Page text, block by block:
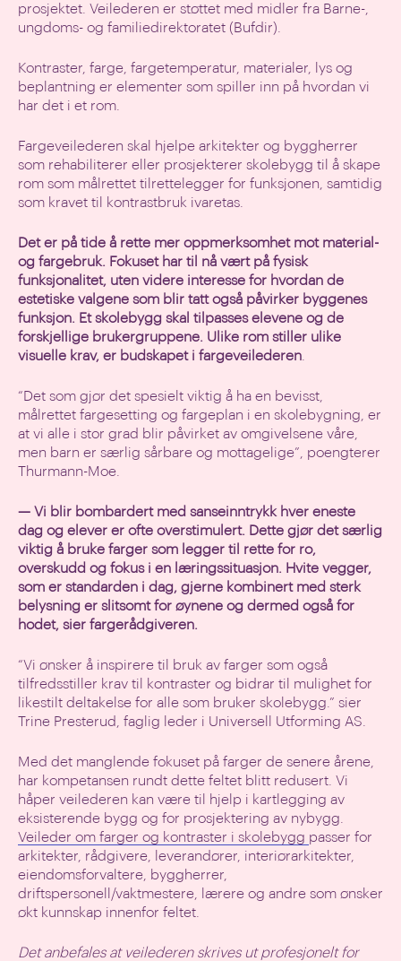
prosjektet. Veilederen er støttet med midler fra Barne-,
ungdoms- og familiedirektoratet (Bufdir).
Kontraster, farge, fargetemperatur, materialer, lys og
beplantning er elementer som spiller inn på hvordan vi
har det i et rom.
Fargeveilederen skal hjelpe arkitekter og byggherrer
som rehabiliterer eller prosjekterer skolebygg til å skape
rom som målrettet tilrettelegger for funksjonen, samtidig
som kravet til kontrastbruk ivaretas.
Det er på tide å rette mer oppmerksomhet mot material-
og fargebruk. Fokuset har til nå vært på fysisk
funksjonalitet, uten videre interesse for hvordan de
estetiske valgene som blir tatt også påvirker byggenes
funksjon. Et skolebygg skal tilpasses elevene og de
forskjellige brukergruppene. Ulike rom stiller ulike
visuelle krav, er budskapet i fargeveilederen
“Det som gjør det spesielt viktig å ha en bevisst,
målrettet fargesetting og fargeplan i en skolebygning, er
at vi alle i stor grad blir påvirket av omgivelsene våre,
men barn er særlig sårbare og mottagelige”, poengterer
Thurmann-Moe.
— Vi blir bombardert med sanseinntrykk hver eneste
dag og elever er ofte overstimulert. Dette gjør det særlig
viktig å bruke farger som legger til rette for ro,
overskudd og fokus i en læringssituasjon. Hvite vegger,
som er standarden i dag, gjerne kombinert med sterk
belysning er slitsomt for øynene og dermed også for
hodet, sier fargerådgiveren.
“Vi ønsker å inspirere til bruk av farger som også
tilfredsstiller krav til kontraster og bidrar til mulighet for
likestilt deltakelse for alle som bruker skolebygg.” sier
Trine Presterud, faglig leder i Universell Utforming AS.
Med det manglende fokuset på farger de senere årene,
har kompetansen rundt dette feltet blitt redusert. Vi
håper veilederen kan være til hjelp i kartlegging av
eksisterende bygg og for prosjektering av nybygg.
Veileder om farger og kontraster i skolebygg passer for
arkitekter, rådgivere, leverandører, interiørarkitekter,
eiendomsforvaltere, byggherrer,
driftspersonell/vaktmestere, lærere og andre som ønsker
økt kunnskap innenfor feltet.
Det anbefales at veilederen skrives ut profesjonelt for